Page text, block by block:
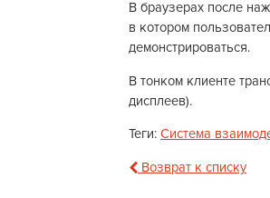
В браузерах после
в котором
демонстрироваться.
В тонком клиенте
дисплеев).
Теги: Система
Возврат к списку